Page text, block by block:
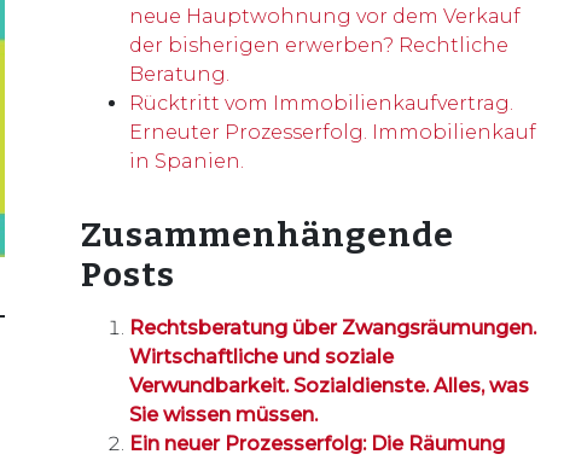
neue Hauptwohnung vor dem Verkauf
der bisherigen erwerben? Rechtliche
Beratung.
Rücktritt vom Immobilienkaufvertrag.
Erneuter Prozesserfolg. Immobilienkauf
in Spanien.
Zusammenhängende
Posts
Rechtsberatung über Zwangsräumungen.
Wirtschaftliche und soziale
Verwundbarkeit. Sozialdienste. Alles, was
Sie wissen müssen.
Ein neuer Prozesserfolg: Die Räumung